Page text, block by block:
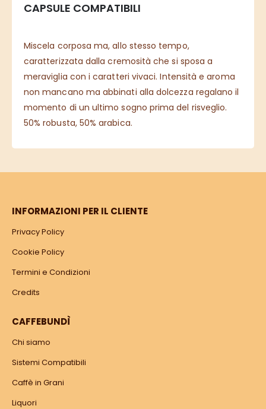
CAPSULE COMPATIBILI
Miscela corposa ma, allo stesso tempo,
caratterizzata dalla cremosità che si sposa a
meraviglia con i caratteri vivaci. Intensità e aroma
non mancano ma abbinati alla dolcezza regalano il
momento di un ultimo sogno prima del risveglio.
50% robusta, 50% arabica.
INFORMAZIONI PER IL CLIENTE
Privacy Policy
Cookie Policy
Termini e Condizioni
Credits
CAFFEBUNDÌ
Chi siamo
Sistemi Compatibili
Caffè in Grani
Liquori